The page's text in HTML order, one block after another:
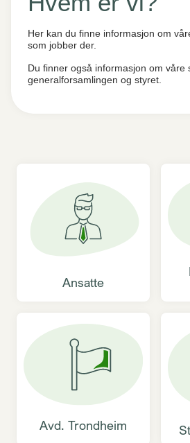
Her kan du finne informasjon om
som jobber der.
Du finner også informasjon om våre
generalforsamlingen og styret.
Ansatte
Avd. Trondheim